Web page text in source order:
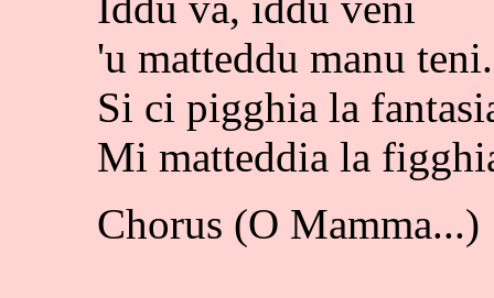
'u matteddu manu
Si ci pigghia la
Mi matteddia la
Chorus (O Mamma...)